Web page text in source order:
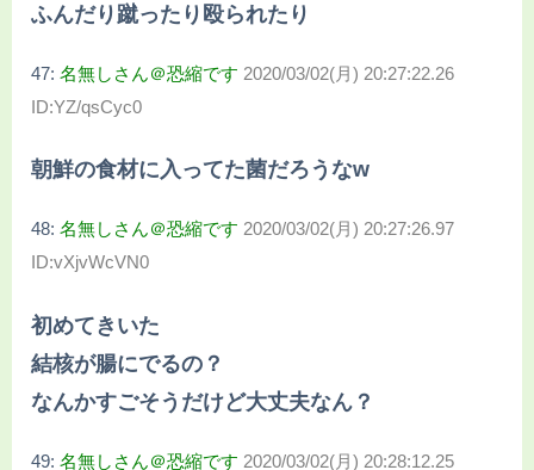
ふんだり蹴ったり殴られたり
47: 名無しさん＠恐縮です 2020/03/02(月) 20:27:22.26
ID:YZ/qsCyc0
朝鮮の食材に入ってた菌だろうなw
48: 名無しさん＠恐縮です 2020/03/02(月) 20:27:26.97
ID:vXjvWcVN0
初めてきいた
結核が腸にでるの？
なんかすごそうだけど大丈夫なん？
49: 名無しさん＠恐縮です 2020/03/02(月) 20:28:12.25